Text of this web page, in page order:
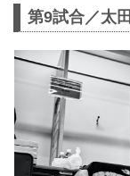
第9試合／太